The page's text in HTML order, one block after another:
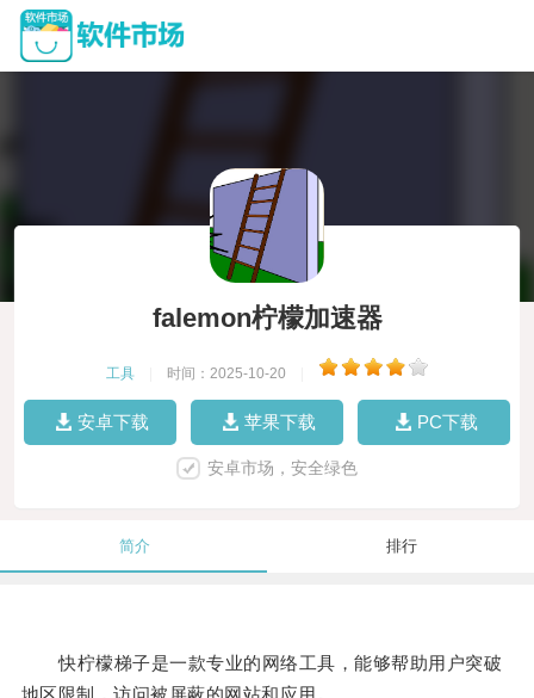
falemon柠檬加速器
工具 时间：2025-10-20
安卓下载 苹果下载 PC下载
安卓市场，安全绿色
简介 排行
快柠檬梯子是一款专业的网络工具，能够帮助用户突破